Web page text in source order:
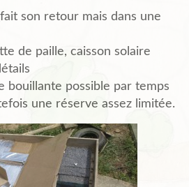
fait son retour mais dans une
de paille, caisson solaire
bouillante possible par temps
une réserve assez limitée.